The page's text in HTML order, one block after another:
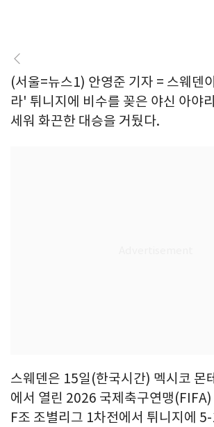
(서울=뉴스1) 안영준 기자 = 스웨덴
라' 튀니지에 비수를 꽂은 야신 아야
세워 화끈한 대승을 거뒀다.
스웨덴은 15일(한국시간) 멕시코 몬
에서 열린 2026 국제축구연맹(FIFA)
F조 조별리그 1차전에서 튀니지에